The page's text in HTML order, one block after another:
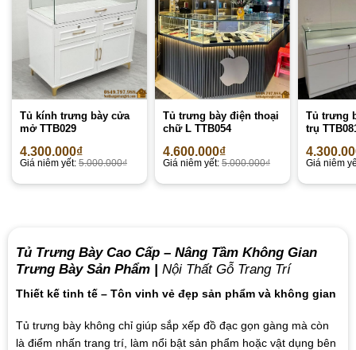
Tủ kính trưng bày cửa
mở TTB029
4.300.000₫
Giá niêm yết: 5.000.000₫
Tủ trưng bày điện thoại
chữ L TTB054
4.600.000₫
Giá niêm yết: 5.000.000₫
Tủ trưng
trụ
Giá niêm
Tủ Trưng Bày Cao Cấp – Nâng Tầm Không Gian
Trưng Bày Sản Phẩm | Nội Thất Gỗ Trang Trí
Thiết kế tinh tế – Tôn vinh vẻ đẹp sản phẩm và không gian
Tủ trưng bày không chỉ giúp sắp xếp đồ đạc gọn gàng mà còn
là điểm nhấn trang trí, làm nổi bật sản phẩm hoặc vật dụng bên